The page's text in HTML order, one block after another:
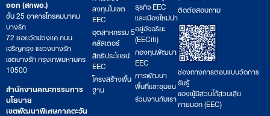
ออก (สกพอ.)
ชั้น 25 อาคารโทรคมนาคม
บางรัก
72 ซอยวัดม่วงแค ถนน
เจริญกรุง แขวงบางรัก
เขตบางรัก กรุงเทพมหานคร
10500
สำนักงานคณะกรรมการ
นโยบาย
เขตพัฒนาพิเศษภาคตะวัน
ลงทุนในเขต
EEC
อุตสาหกรรม 5
คลัสเตอร์
สิทธิประโยชน์
EEC
โครงสร้างพื้น
ฐาน
ธุรกิจ EEC
และเมืองใหม่น่า
อยู่อัจฉริยะ
(EECiti)
กองทุนพัฒนา
EEC
การพัฒนา
พื้นที่และชุมชน
ร่วมงานกับเรา
ติดต่อสอบถาม
ช่องทางการตอบแบบวัดการ
รับรู้
ของผู้มีส่วนได้ส่วนเสีย
ภายนอก (EEC)